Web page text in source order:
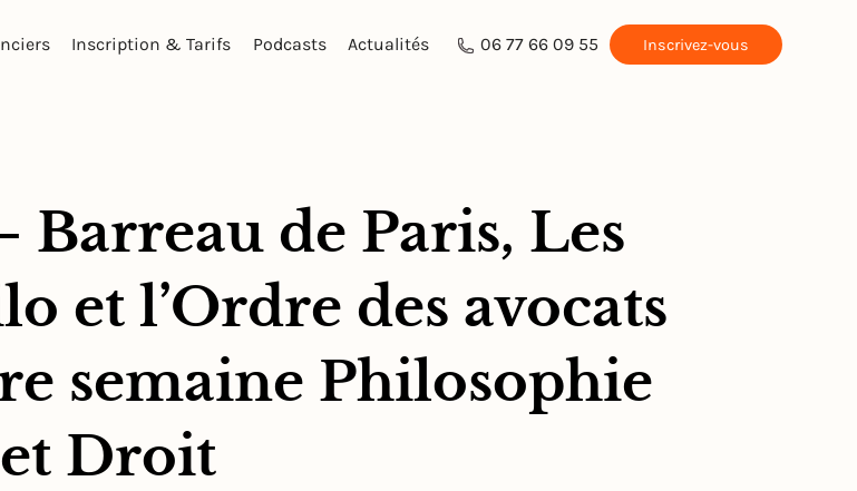
Inscription & Tarifs Podcasts Actualités 06 77 66 09 55 Inscrivez-vous
Barreau de Paris, Les
et l’Ordre des avocats
semaine Philosophie
et Droit